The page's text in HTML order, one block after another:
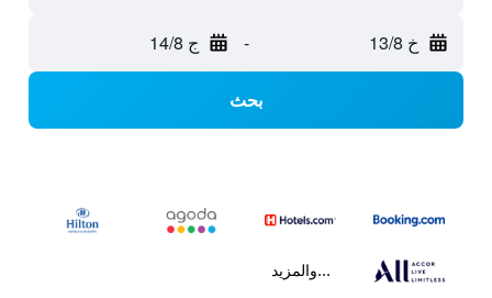
خ 13/8 - ج 14/8
بحث
...والمزيد